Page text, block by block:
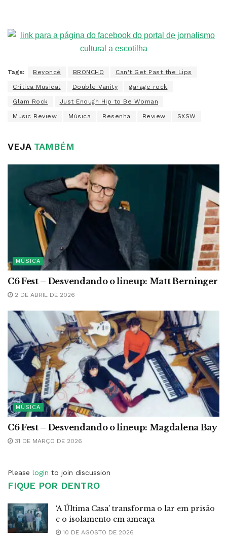
Tags: Beyoncé BRONCHO Can't Get Past the Lips
Crítica Musical Double Vanity garage rock
Glam Rock Just Enough Hip to Be Woman
Music Review Música Resenha Review SXSW
VEJATAMBÉM
MÚSICA
C6 Fest – Desvendando o lineup: Matt Berninger
2 DE ABRIL DE 2026
MÚSICA
C6 Fest – Desvendando o lineup: Magdalena Bay
31 DE MARÇO DE 2026
Please login to join discussion
FIQUE POR DENTRO
‘A Última Casa’ transforma o lar em prisão
e o isolamento em ameaça
10 DE AGOSTO DE 2026